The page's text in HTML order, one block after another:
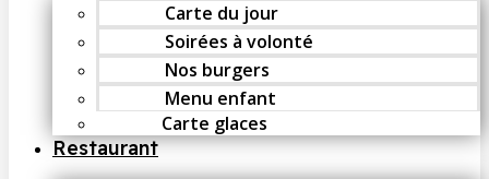
Carte du jour
Soirées à volonté
Nos burgers
Menu enfant
Carte glaces
Restaurant